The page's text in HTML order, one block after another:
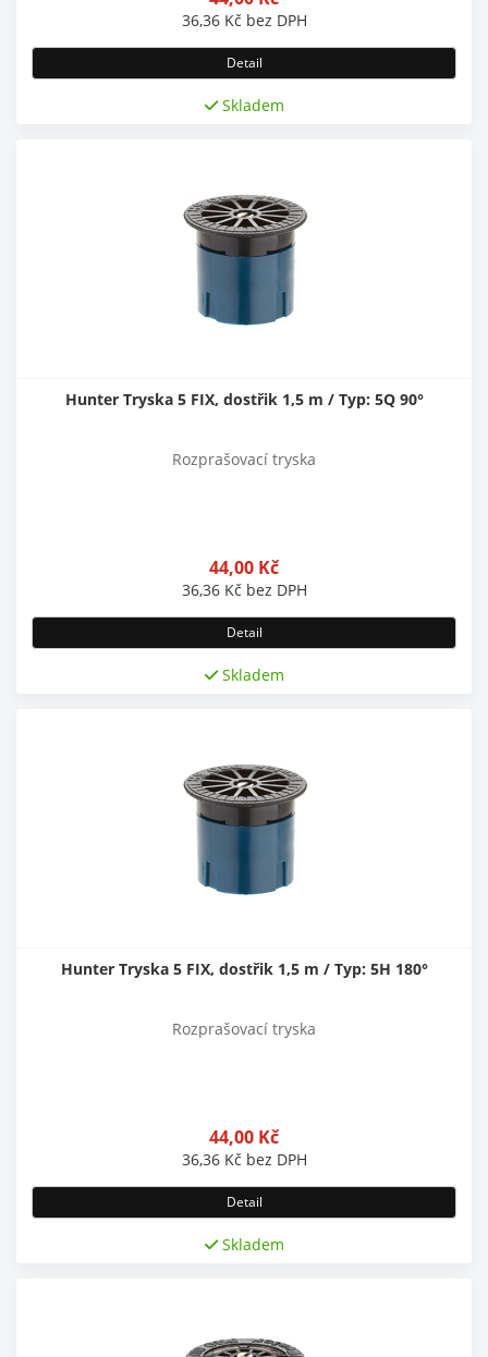
36,36 Kč bez DPH
Detail
Skladem
Hunter Tryska 5 FIX, dostřik 1,5 m / Typ: 5Q 90°
Rozprašovací tryska
44,00 Kč
36,36 Kč bez DPH
Detail
Skladem
Hunter Tryska 5 FIX, dostřik 1,5 m / Typ: 5H 180°
Rozprašovací tryska
44,00 Kč
36,36 Kč bez DPH
Detail
Skladem